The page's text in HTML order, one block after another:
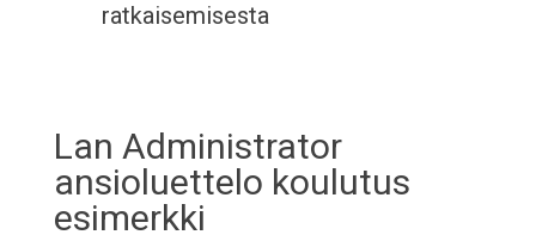
ratkaisemisesta
Lan Administrator
ansioluettelo koulutus
esimerkki